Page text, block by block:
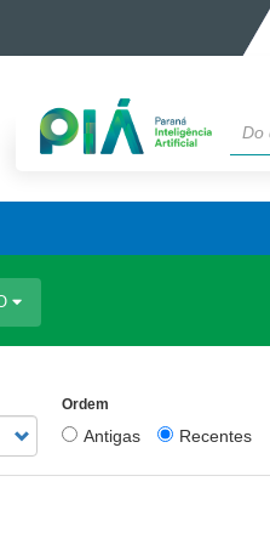
Ordem
Antigas Recentes